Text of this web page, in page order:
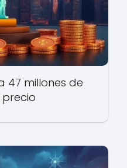
47 millones de